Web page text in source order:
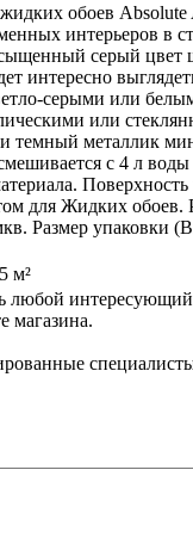
обоев Absolute
интерьеров в
серый цвет
интересно
серыми или
или
темный металлик
с 4 л воды
для Жидких обоев.
Размер упаковки
м²
любой
магазина.
специалисты